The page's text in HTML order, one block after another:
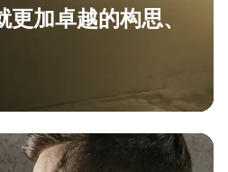
加卓越的构思、